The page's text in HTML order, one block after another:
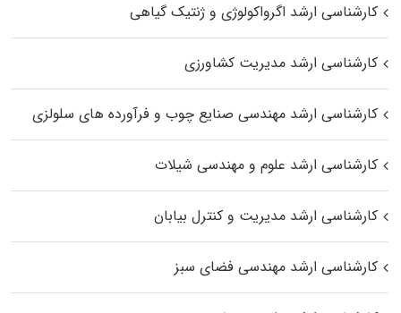
کارشناسی ارشد اگرواکولوژی و ژنتیک گیاهی
کارشناسی ارشد مدیریت کشاورزی
کارشناسی ارشد مهندسی صنایع چوب و فرآورده‌ های سلولزی
کارشناسی ارشد علوم و مهندسی شیلات
کارشناسی ارشد مدیریت و کنترل بیابان
کارشناسی ارشد مهندسی فضای سبز